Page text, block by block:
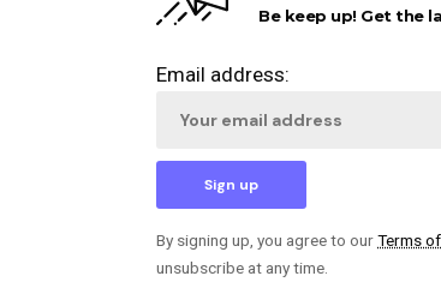
Be keep up! Get the
Email address:
By signing up, you agree to ourTerms
unsubscribe at any time.